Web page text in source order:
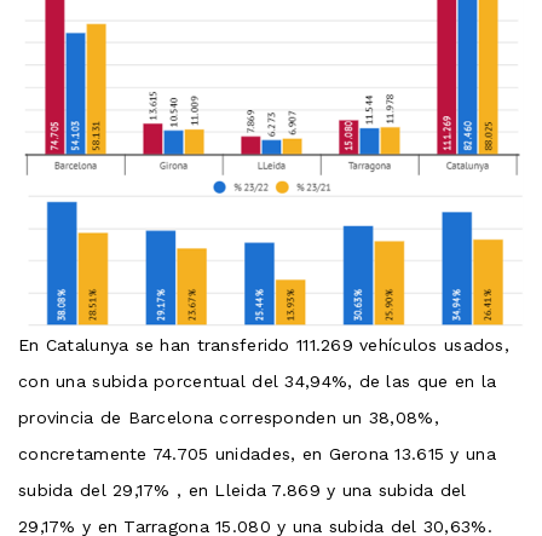
En Catalunya se han transferido 111.269 vehículos usados,
con una subida porcentual del 34,94%, de las que en la
provincia de Barcelona corresponden un 38,08%,
concretamente 74.705 unidades, en Gerona 13.615 y una
subida del 29,17% , en Lleida 7.869 y una subida del
29,17% y en Tarragona 15.080 y una subida del 30,63%.